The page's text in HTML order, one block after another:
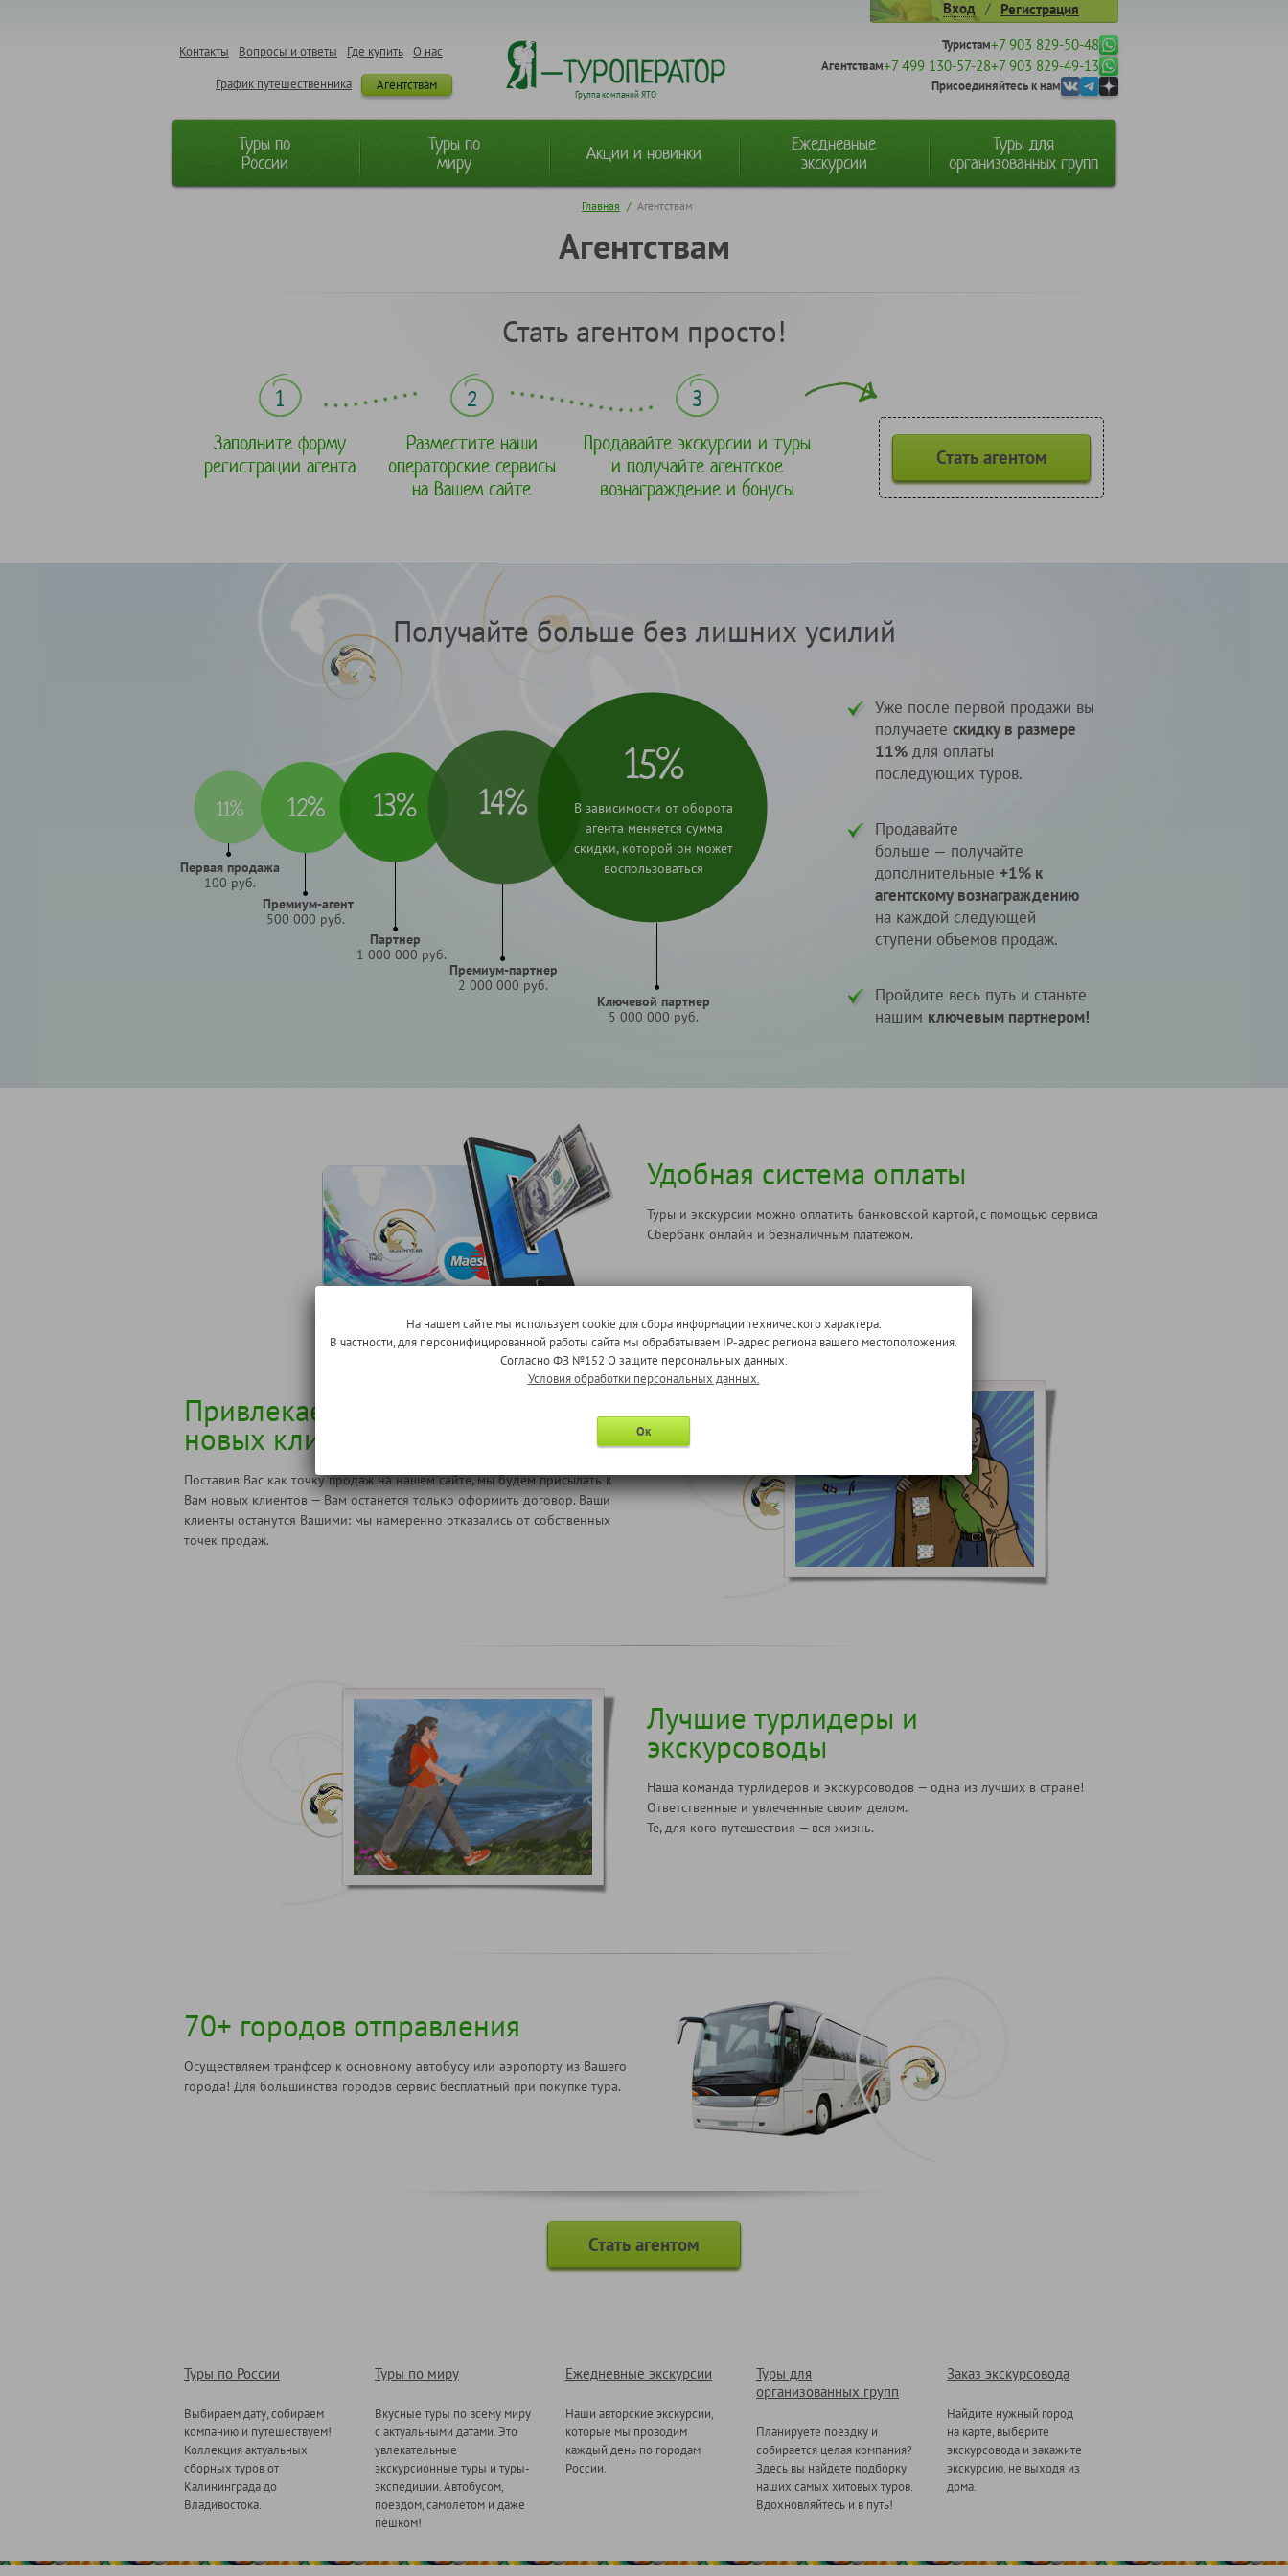
Вход / Регистрация
О нас
Где купить
Вопросы и ответы
Контакты
Агентствам
График путешественника
Группа компаний ЯТО
Туристам+7 903 829-50-48
Агентствам+7 499 130-57-28+7 903 829-49-13
Присоединяйтесь к нам
Туры по
России
Туры по
миру
Акции и новинки
Ежедневные
экскурсии
Туры для
организованных групп
Главная / Агентствам
Агентствам
Стать агентом просто!
1
Заполните форму
регистрации агента
2
Разместите наши
операторские сервисы
на Вашем сайте
3
Продавайте экскурсии и туры
и получайте агентское
вознаграждение и бонусы
Стать агентом
Получайте больше без лишних усилий
Уже после первой продажи вы
получаете скидку в размере
11% для оплаты
последующих туров.
Продавайте
больше — получайте
дополнительные +1% к
агентскому вознаграждению
на каждой следующей
ступени объемов продаж.
Пройдите весь путь и станьте
нашим ключевым партнером!
11%
Первая продажа
100 руб.
12%
Премиум-агент
500 000 руб.
13%
Партнер
1 000 000 руб.
14%
Премиум-партнер
2 000 000 руб.
15%
В зависимости от оборота
агента меняется сумма
скидки, которой он может
воспользоваться
Ключевой партнер
5 000 000 руб.
Удобная система оплаты
Туры и экскурсии можно оплатить банковской картой, с помощью сервиса
Сбербанк онлайн и безналичным платежом.
Привлекаем для Вас
новых клиентов
Поставив Вас как точку продаж на нашем сайте, мы будем присылать к
Вам новых клиентов — Вам останется только оформить договор. Ваши
клиенты останутся Вашими: мы намеренно отказались от собственных
точек продаж.
Лучшие турлидеры и
экскурсоводы
Наша команда турлидеров и экскурсоводов — одна из лучших в стране!
Ответственные и увлеченные своим делом.
Те, для кого путешествия — вся жизнь.
70+ городов отправления
Осуществляем транфсер к основному автобусу или аэропорту из Вашего
города! Для большинства городов сервис бесплатный при покупке тура.
Стать агентом
Туры по России
Выбираем дату, собираем
компанию и путешествуем!
Коллекция актуальных
сборных туров от
Калининграда до
Владивостока.
Туры по миру
Вкусные туры по всему миру
с актуальными датами. Это
увлекательные
экскурсионные туры и туры-
экспедиции. Автобусом,
поездом, самолетом и даже
пешком!
Ежедневные экскурсии
Наши авторские экскурсии,
которые мы проводим
каждый день по городам
России.
Туры для
организованных групп
Планируете поездку и
собирается целая компания?
Здесь вы найдете подборку
наших самых хитовых туров.
Вдохновляйтесь и в путь!
Заказ экскурсовода
Найдите нужный город
на карте, выберите
экскурсовода и закажите
экскурсию, не выходя из
дома.
На нашем сайте мы используем cookie для сбора информации технического характера.
В частности, для персонифицированной работы сайта мы обрабатываем IP-адрес региона вашего местоположения.
Согласно ФЗ №152 О защите персональных данных.
Условия обработки персональных данных.
Ок